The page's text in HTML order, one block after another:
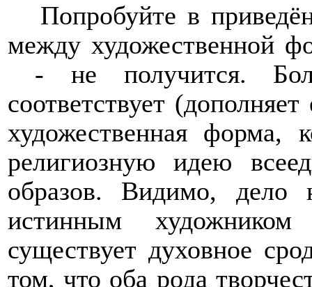
Попробуйте в
между художественной
- не получится.
соответствует
художественная форма,
религиозную идею
образов.
Видимо, дело
истинным
существует духовное
том, что оба рода